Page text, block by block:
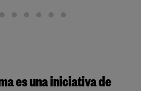
es una iniciativa de